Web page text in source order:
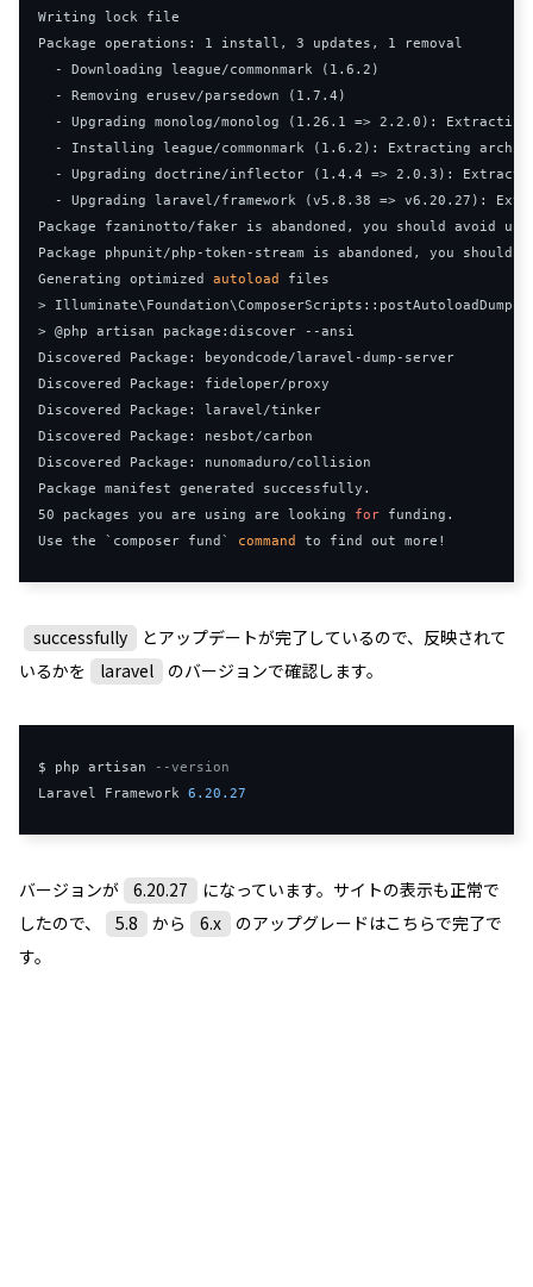
Writing
Package operations : 1 install , 3 updates , 1
removal
-
Downloading league/commonmark ( 1.6 . 2 )
-
Removing erusev/parsedown ( 1.7 . 4 )
-
Upgrading monolog/monolog ( 1.26 . 1 => 2.2 . 0 ): Extracting
-
Installing league/commonmark ( 1.6 . 2 ): Extracting
-
Upgrading doctrine/inflector ( 1.4 . 4 => 2.0 . 3 ):
-
Upgrading laravel /framework (v5 . 8.38 => v6 . 20.27 ):
Package fzaninotto/faker is abandoned ,
you should avoid
Package phpunit/php -token - stream is abandoned ,
you should
Generating optimized autoload
> Illuminate\Foundation\ComposerScripts ::
> @php artisan package : discover --
Discovered
Package : beyondcode/laravel -dump -
Discovered
Package : fideloper/
Discovered
Package : laravel /
Discovered
Package : nesbot/
Discovered
Package : nunomaduro/
Package manifest generated successfully .
50 packages you are using are looking for funding .
Use the `composer fund` command to find out more !
successfully
とアップデートが完了しているので、反映されて
いるかを
laravel のバージョンで確認します。
$ php artisan --version
Laravel
Framework 6.20 . 27
バージョンが 6.20.27
になっています。サイトの表示も正常で
したので、
5.8 から 6.x
のアップグレードはこちらで完了で
す。